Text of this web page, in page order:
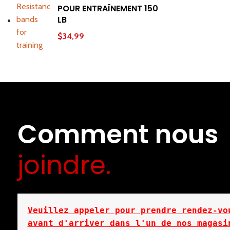
POUR ENTRAÎNEMENT 150
LB
$34,99
Comment nous
joindre.
Veuillez appeler pour prendre rendez-
avant d'arriver dans l'un de nos